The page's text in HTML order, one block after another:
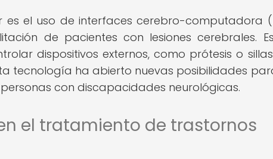
el uso de interfaces cerebro-computadora
de pacientes con lesiones cerebrales.
dispositivos externos, como prótesis o
tecnología ha abierto nuevas posibilidades
con discapacidades neurológicas.
el tratamiento de trastornos